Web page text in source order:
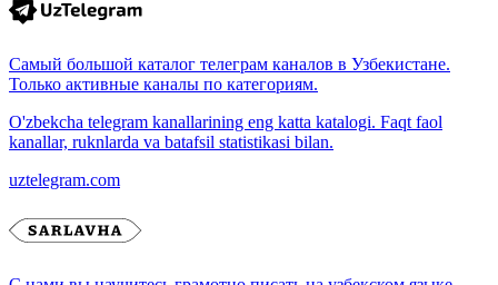
Самый большой каталог телеграм каналов в Узбекистане.
Только активные каналы по категориям.
O'zbekcha telegram kanallarining eng katta katalogi. Faqt faol
kanallar, ruknlarda va batafsil statistikasi bilan.
uztelegram.com